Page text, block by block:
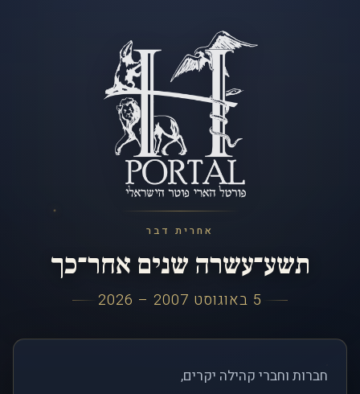
אחרית דבר
תשע־עשרה שנים אחר־כך
5 באוגוסט 2007 – 2026
חברות וחברי קהילה יקרים,